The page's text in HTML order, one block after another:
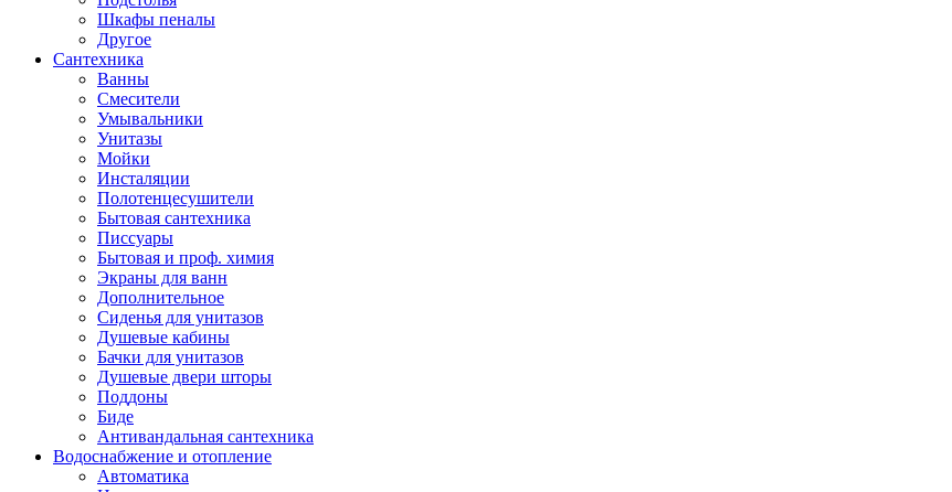
Шкафы пеналы
Другое
Сантехника
Ванны
Смесители
Умывальники
Унитазы
Мойки
Инсталяции
Полотенцесушители
Бытовая сантехника
Писсуары
Бытовая и проф. химия
Экраны для ванн
Дополнительное
Сиденья для унитазов
Душевые кабины
Бачки для унитазов
Душевые двери шторы
Поддоны
Биде
Антивандальная сантехника
Водоснабжение и отопление
Автоматика